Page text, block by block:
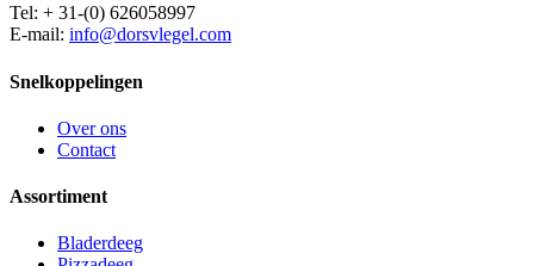
Tel: + 31-(0) 626058997
E-mail: info@dorsvlegel.com
Snelkoppelingen
Over ons
Contact
Assortiment
Bladerdeeg